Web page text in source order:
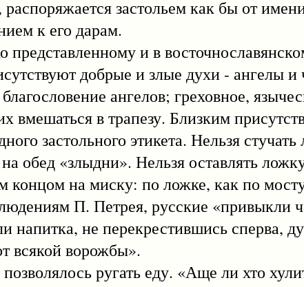
застольем как бы от
к его дарам.
и в
добрые и злые духи - ангелы и
ангелов; греховное,
вмешаться в трапезу. Близким
застольного этикета. Нельзя
обед «злыдни». Нельзя оставлять
концом на миску: по ложке, как по
П. Петрея, русские «привыкли
напитка, не перекрестившись сперва,
всякой ворожбы».
ругать еду. «Аще ли хто